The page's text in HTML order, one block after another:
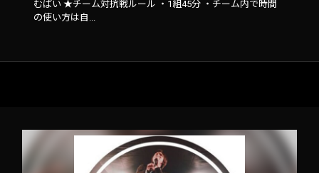
むぱい ★チーム対抗戦ルール ・1組45分 ・チーム内で時間
の使い方は自...